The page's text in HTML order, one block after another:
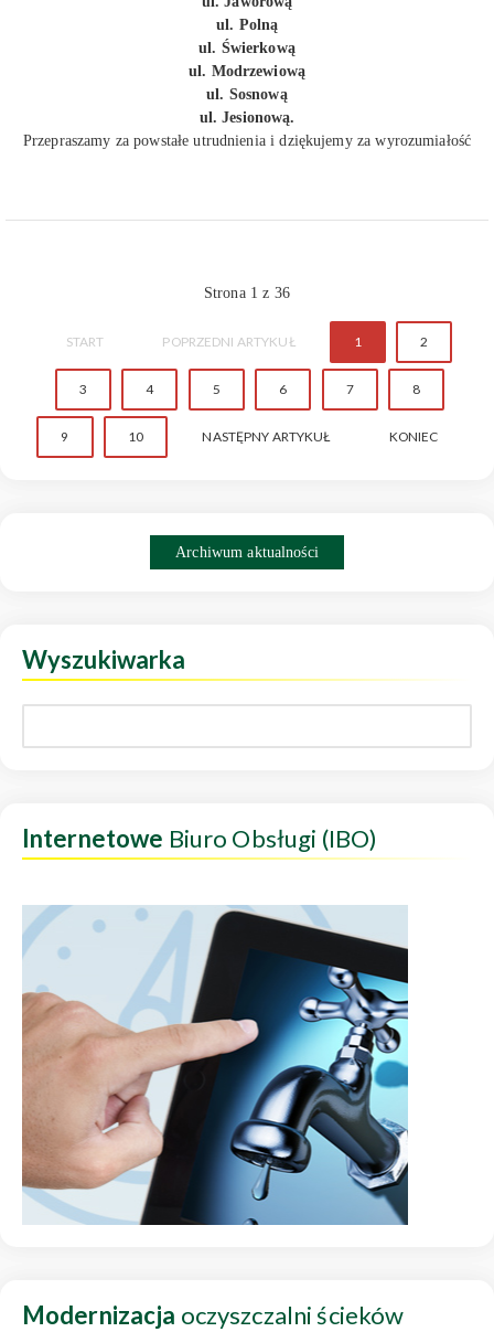
ul. Polną
ul. Świerkową
ul. Modrzewiową
ul. Sosnową
ul. Jesionową.
Przepraszamy za powstałe utrudnienia i dziękujemy za wyrozumiałość
Strona 1 z 36
START POPRZEDNI ARTYKUŁ 1 2
3 4 5 6 7 8
9 10 NASTĘPNY ARTYKUŁ KONIEC
Archiwum aktualności
Wyszukiwarka
Internetowe Biuro Obsługi (IBO)
Modernizacja oczyszczalni ścieków